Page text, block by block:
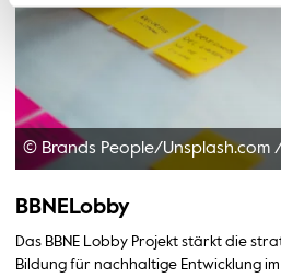
© Brands People/Unsplash.com
BBNELobby
Das BBNE Lobby Projekt stärkt die
Bildung für nachhaltige Entwicklung